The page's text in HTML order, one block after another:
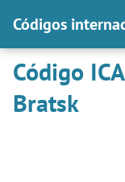
Códigos
Código
Bratsk